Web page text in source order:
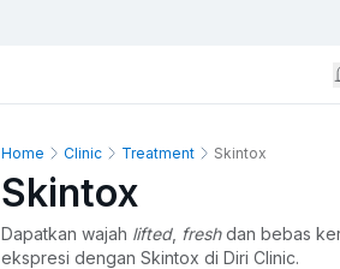
Home Clinic Treatment Skintox
Skintox
Dapatkan wajah lifted, fresh dan bebas
ekspresi dengan Skintox di Diri Clinic.